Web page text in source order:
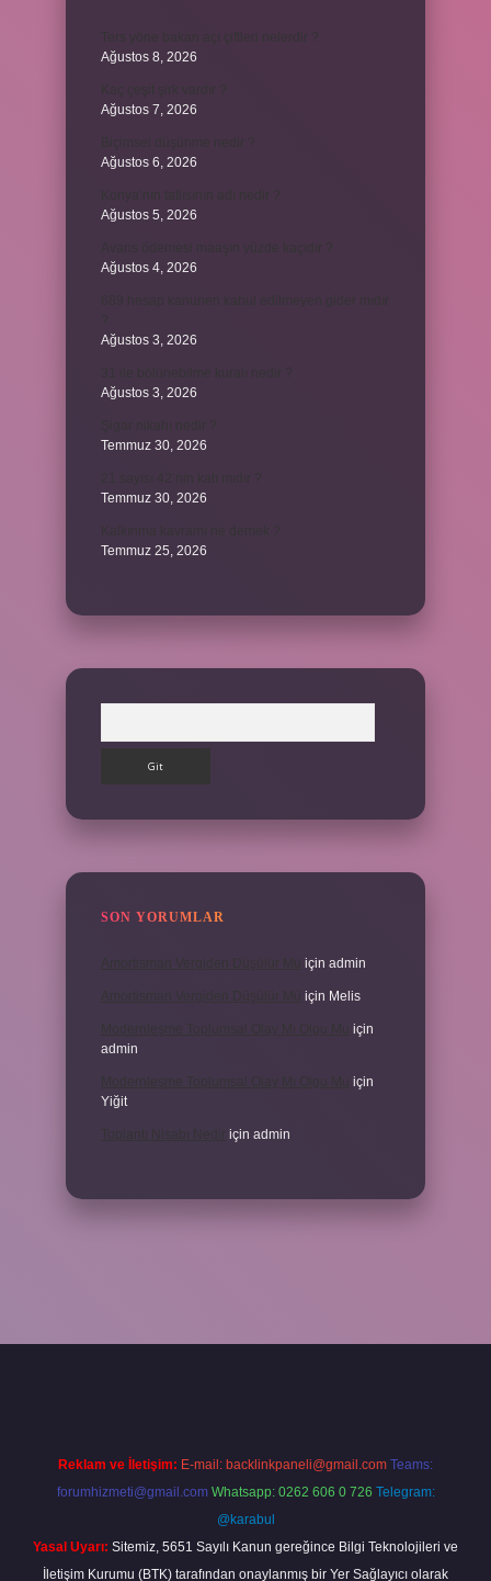
Ağustos 8, 2026
Ağustos 7, 2026
Ağustos 6, 2026
Ağustos 5, 2026
Ağustos 4, 2026
Ağustos 3, 2026
Ağustos 3, 2026
Temmuz 30, 2026
Temmuz 30, 2026
Temmuz 25, 2026
SON YORUMLAR
için admin
için Melis
için
admin
için
Yiğit
için admin
Reklam ve İletişim: E-mail: backlinkpaneli@gmail.com Teams:
forumhizmeti@gmail.com Whatsapp: 0262 606 0 726 Telegram:
@karabul
Yasal Uyarı: Sitemiz, 5651 Sayılı Kanun gereğince Bilgi Teknolojileri ve
İletişim Kurumu (BTK) tarafından onaylanmış bir Yer Sağlayıcı olarak